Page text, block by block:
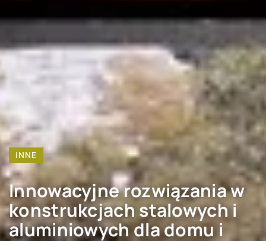
INNE
Innowacyjne rozwiązania w
konstrukcjach stalowych i
aluminiowych dla domu i